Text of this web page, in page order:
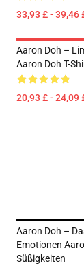
33,93 £ - 39,46
Aaron Doh –
Aaron Doh T-
20,93 £ - 24,09
Aaron Doh –
Emotionen
Süßigkeiten